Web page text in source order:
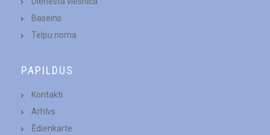
Baseins
Telpu noma
PAPILDUS
Kontakti
Arhīvs
Ēdienkarte